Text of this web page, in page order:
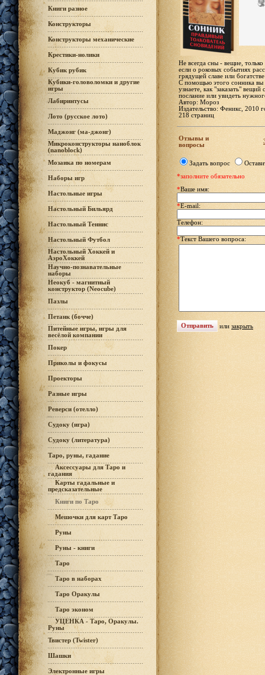
Книги разное
Конструкторы
Конструкторы механические
Крестики-нолики
Кубик рубик
Кубики-головоломки и другие
игры
Лабиринтусы
Лото (русское лото)
Маджонг (ма-джонг)
Микроконструкторы наноблок
(nanoblock)
Мозаика по номерам
Наборы игр
Настольные игры
Настольный Бильярд
Настольный Теннис
Настольный Футбол
Настольный Хоккей и
АэроХоккей
Научно-познавательные
наборы
Неокуб - магнитный
конструктор (Neocube)
Пазлы
Петанк (бочче)
Питейные игры, игры для
весёлой компании
Покер
Приколы и фокусы
Проекторы
Разные игры
Реверси (отелло)
Судоку (игра)
Судоку (литература)
Таро, руны, гадание
Аксессуары для Таро и
гадания
Карты гадальные и
предсказательные
Книги по Таро
Мешочки для карт Таро
Руны
Руны - книги
Таро
Таро в наборах
Таро Оракулы
Таро эконом
УЦЕНКА - Таро, Оракулы.
Руны
Твистер (Twister)
Шашки
Электронные игры
Не всегда сны - вещие,
если о роковых событиях
грядущей славе или
С помощью этого сонника вы
узнаете, как "заказать" вещий
послание или увидеть
Автор: Мороз
Издательство: Феникс, 2010
218 страниц
Отзывы и
вопросы
Задать вопрос
*заполните обязательно
*Ваше имя:
*E-mail:
Телефон:
*Текст Вашего вопроса:
или закрыть